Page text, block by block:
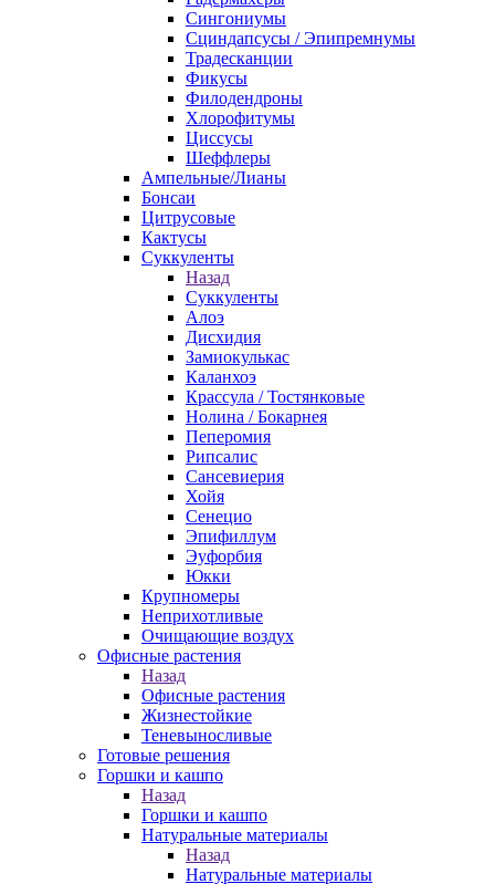
Сингониумы
Сциндапсусы / Эпипремнумы
Традесканции
Фикусы
Филодендроны
Хлорофитумы
Циссусы
Шеффлеры
Ампельные/Лианы
Бонсаи
Цитрусовые
Кактусы
Суккуленты
Назад
Суккуленты
Алоэ
Дисхидия
Замиокулькас
Каланхоэ
Крассула / Тостянковые
Нолина / Бокарнея
Пеперомия
Рипсалис
Сансевиерия
Хойя
Сенецио
Эпифиллум
Эуфорбия
Юкки
Крупномеры
Неприхотливые
Очищающие воздух
Офисные растения
Назад
Офисные растения
Жизнестойкие
Теневыносливые
Готовые решения
Горшки и кашпо
Назад
Горшки и кашпо
Натуральные материалы
Назад
Натуральные материалы